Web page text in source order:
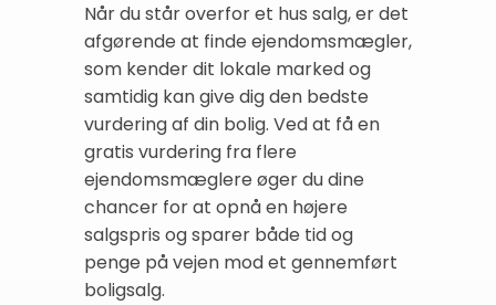
Når du står overfor et hus salg, er det
afgørende at finde ejendomsmægler,
som kender dit lokale marked og
samtidig kan give dig den bedste
vurdering af din bolig. Ved at få en
gratis vurdering fra flere
ejendomsmæglere øger du dine
chancer for at opnå en højere
salgspris og sparer både tid og
penge på vejen mod et gennemført
boligsalg.